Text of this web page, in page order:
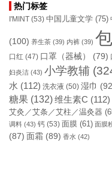
热门标签
I'MINT (53) 中国儿童文学 (75)
(100) 养生茶 (39) 内裤 (39)
口红 (47) 口罩（器械） (79)
妇炎洁 (43) 小学教辅
水 (112) 洗衣液 (50) 湿巾
糖果 (132)维生素C (112)
艾灸／艾条／艾柱／温灸器
调料 (43) 钙 (53) 面膜 (61) 面膜
(87) 面霜 (89) 香水 (42)